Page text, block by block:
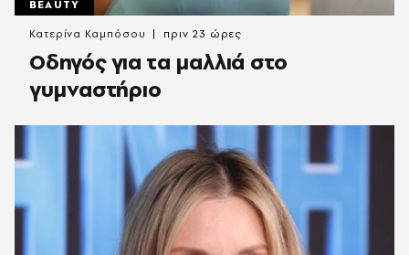
BEAUTY
Οδηγός για τα μαλλιά στο
γυμναστήριο
Κατερίνα Καμπόσου πριν 23 ώρες